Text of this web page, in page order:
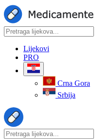
Lijekovi
PRO
Crna Gora
Srbija